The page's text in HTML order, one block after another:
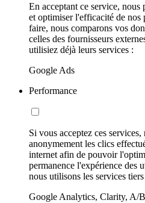
En acceptant ce service,
et optimiser l'efficacité de nos
faire, nous comparons vos
celles des fournisseurs
utilisiez déjà leurs services :
Google Ads
Performance
Si vous acceptez ces
anonymement les clics
internet afin de pouvoir
permanence l'expérience des
nous utilisons les services
Google Analytics, Clarity, A/